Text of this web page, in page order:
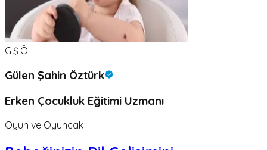
G,Ş,Ö
Gülen Şahin Öztürk
Erken Çocukluk Eğitimi Uzmanı
Oyun ve Oyuncak